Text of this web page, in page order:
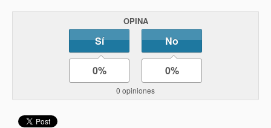
OPINA
Sí No
0% 0%
0 opiniones